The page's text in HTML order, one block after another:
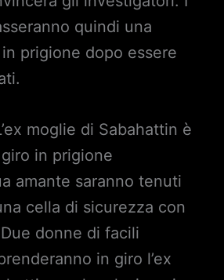
quindi una
prigione dopo essere
moglie di Sabahattin è
in prigione
amante saranno tenuti
cella di sicurezza con
donne di facili
in giro l’ex